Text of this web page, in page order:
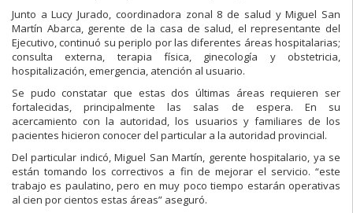
Junto a Lucy Jurado, coordinadora zonal 8 de salud y Miguel San
Martín Abarca, gerente de la casa de salud, el representante del
Ejecutivo, continuó su periplo por las diferentes áreas hospitalarias;
consulta externa, terapia física, ginecología y obstetricia,
hospitalización, emergencia, atención al usuario.
Se pudo constatar que estas dos últimas áreas requieren ser
fortalecidas, principalmente las salas de espera. En su
acercamiento con la autoridad, los usuarios y familiares de los
pacientes hicieron conocer del particular a la autoridad provincial.
Del particular indicó, Miguel San Martín, gerente hospitalario, ya se
están tomando los correctivos a fin de mejorar el servicio. “este
trabajo es paulatino, pero en muy poco tiempo estarán operativas
al cien por cientos estas áreas” aseguró.